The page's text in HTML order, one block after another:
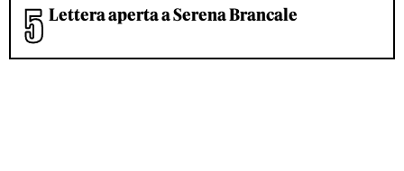
Lettera aperta a Serena Brancale